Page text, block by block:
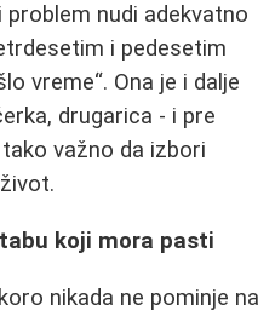
nudi adekvatno
i pedesetim
vreme“. Ona je i dalje
drugarica - i pre
važno da izbori
koji mora pasti
nikada ne pominje na